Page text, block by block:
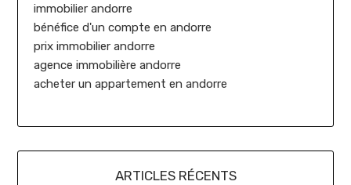
immobilier andorre
bénéfice d'un compte en andorre
prix immobilier andorre
agence immobilière andorre
acheter un appartement en andorre
ARTICLES RÉCENTS